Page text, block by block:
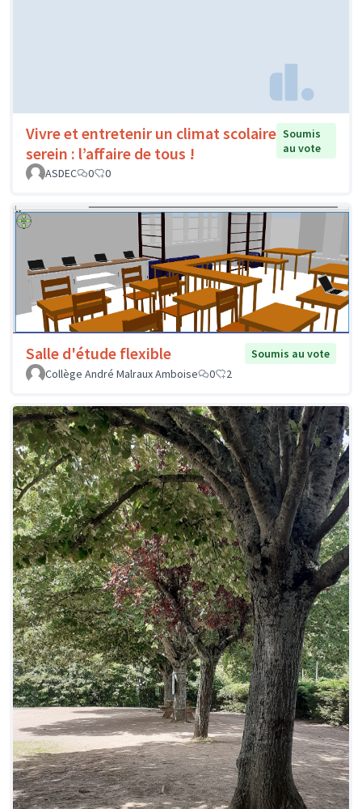
Vivre et entretenir un climat scolaire
serein : l’affaire de tous !
Soumis
au vote
ASDEC
0 0
Salle d'étude flexible
Soumis au vote
Collège André Malraux Amboise
0 2